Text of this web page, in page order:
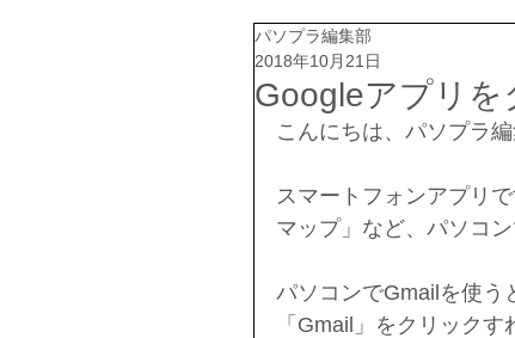
Googleアプリを
パソプラ編集部
2018年10月21日
こんにちは、パソプラ編
スマートフォンアプリ
マップ」など、パソコ
パソコンでGmailを使う
「Gmail」をクリックす